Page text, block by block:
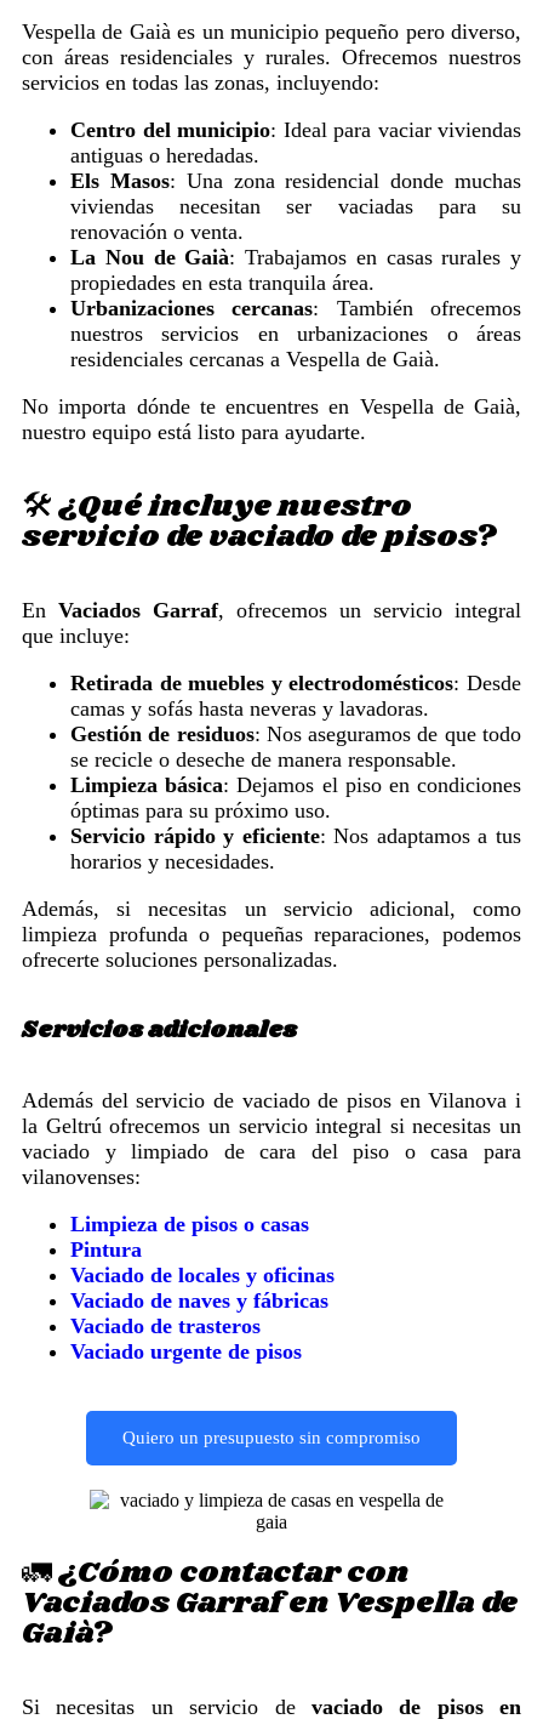
Vespella de Gaià es un municipio pequeño pero diverso,
con áreas residenciales y rurales. Ofrecemos nuestros
servicios en todas las zonas, incluyendo:
Centro del municipio: Ideal para vaciar viviendas
antiguas o heredadas.
Els Masos: Una zona residencial donde muchas
viviendas necesitan ser vaciadas para su
renovación o venta.
La Nou de Gaià: Trabajamos en casas rurales y
propiedades en esta tranquila área.
Urbanizaciones cercanas: También ofrecemos
nuestros servicios en urbanizaciones o áreas
residenciales cercanas a Vespella de Gaià.
No importa dónde te encuentres en Vespella de Gaià,
nuestro equipo está listo para ayudarte.
🛠️ ¿Qué incluye nuestro
servicio de vaciado de pisos?
En Vaciados Garraf, ofrecemos un servicio integral
que incluye:
Retirada de muebles y electrodomésticos: Desde
camas y sofás hasta neveras y lavadoras.
Gestión de residuos: Nos aseguramos de que todo
se recicle o deseche de manera responsable.
Limpieza básica: Dejamos el piso en condiciones
óptimas para su próximo uso.
Servicio rápido y eficiente: Nos adaptamos a tus
horarios y necesidades.
Además, si necesitas un servicio adicional, como
limpieza profunda o pequeñas reparaciones, podemos
ofrecerte soluciones personalizadas.
Servicios adicionales
Además del servicio de vaciado de pisos en Vilanova i
la Geltrú ofrecemos un servicio integral si necesitas un
vaciado y limpiado de cara del piso o casa para
vilanovenses:
Limpieza de pisos o casas
Pintura
Vaciado de locales y oficinas
Vaciado de naves y fábricas
Vaciado de trasteros
Vaciado urgente de pisos
Quiero un presupuesto sin compromiso
🚛 ¿Cómo contactar con
Vaciados Garraf en Vespella de
Gaià?
Si necesitas un servicio de vaciado de pisos en